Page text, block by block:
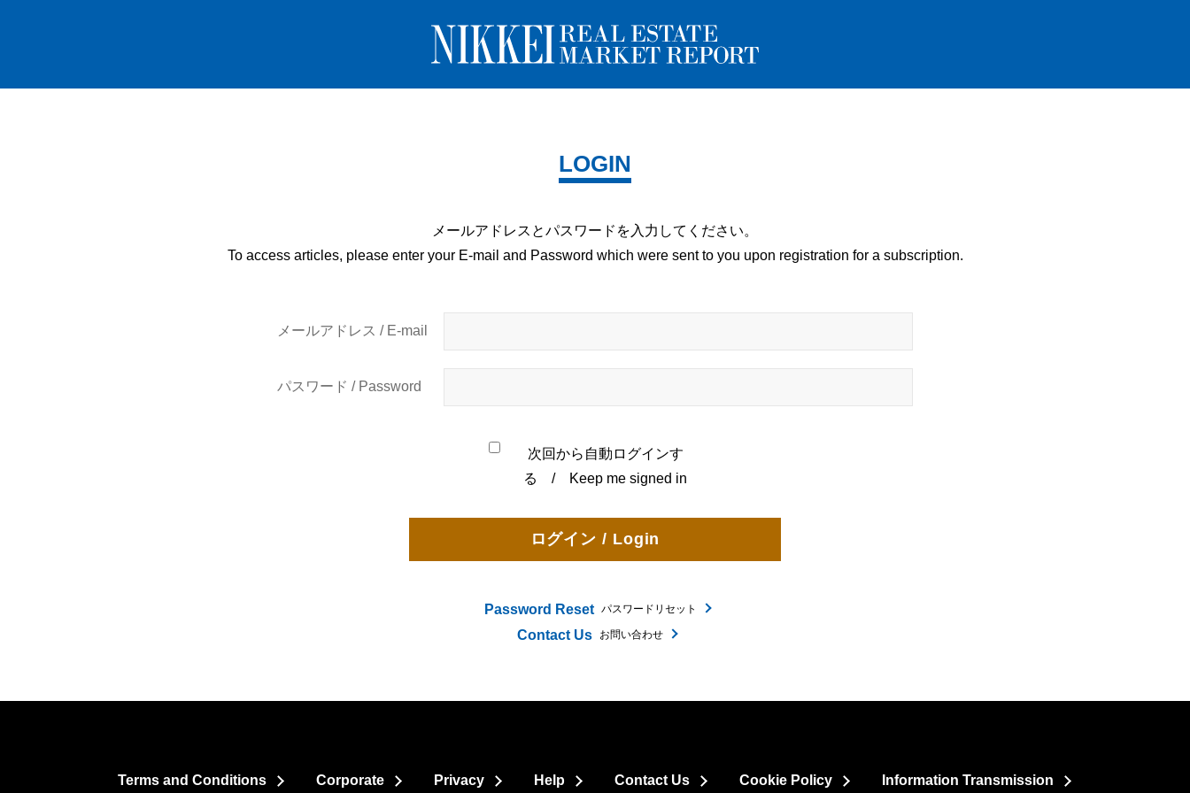
LOGIN
メールアドレスとパスワードを 入力してください。
To access articles, please enter your E-mail and Password which were sent to you upon registration for a subscription.
メールアドレス / E-mail
パスワード / Password
次回から自動ログインす
る / Keep me signed in
Password Reset パスワードリセット
Contact Us お問い合わせ
Terms and Conditions Corporate Privacy Help Contact Us Cookie Policy Information Transmission